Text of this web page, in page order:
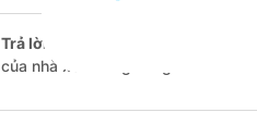
Trả lời:
của nhà xe Hoàng Long Hải Vân.